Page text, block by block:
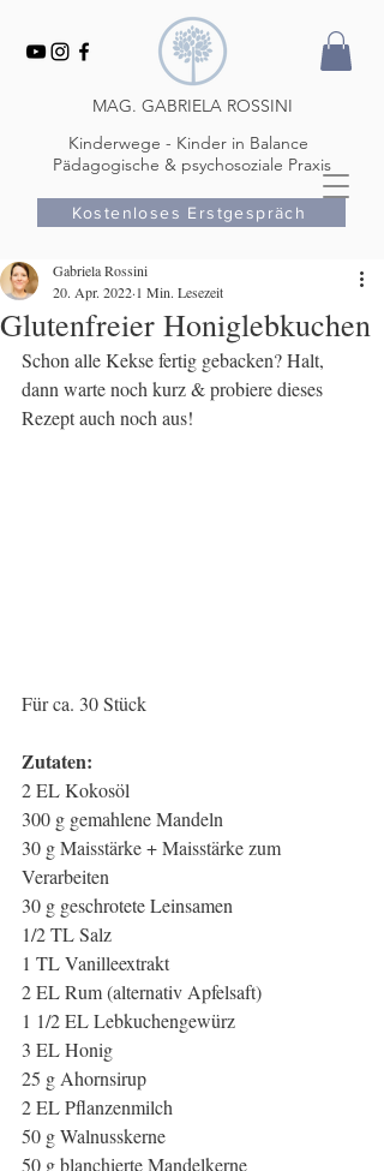
MAG. GABRIELA ROSSINI
Kinderwege - Kinder in Balance
Pädagogische & psychosoziale Praxis
Kostenloses Erstgespräch
Glutenfreier Honiglebkuchen
Gabriela Rossini
20. Apr. 2022 1 Min. Lesezeit
Schon alle Kekse fertig gebacken? Halt,
dann warte noch kurz & probiere dieses
Rezept auch noch aus!
Für ca. 30 Stück
Zutaten:
2 EL Kokosöl
300 g gemahlene Mandeln
30 g Maisstärke + Maisstärke zum
Verarbeiten
30 g geschrotete Leinsamen
1/2 TL Salz
1 TL Vanilleextrakt
2 EL Rum (alternativ Apfelsaft)
1 1/2 EL Lebkuchengewürz
3 EL Honig
25 g Ahornsirup
2 EL Pflanzenmilch
50 g Walnusskerne
50 g blanchierte Mandelkerne